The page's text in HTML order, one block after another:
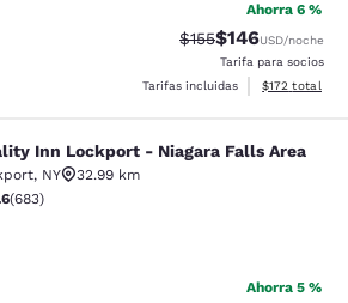
Ahorra 6 %
Precio tachado:
$155Precio con
$146USD/noche
Tarifa para socios
Tarifas incluidas
Ver detalles
$172 total
- Niagara Falls
Inn Lockport - Niagara Falls Area
, NY
32.99 km
de 3.59 estrellas. Bueno. 683 reseñas
(683)
Ahorra 5 %